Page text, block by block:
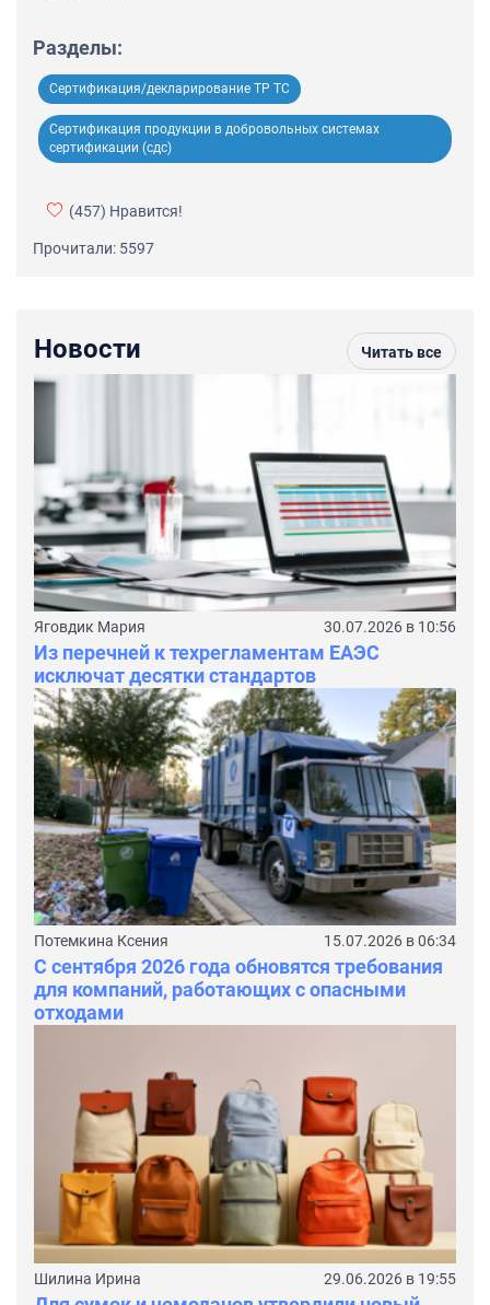
Разделы:
Сертификация/декларирование ТР ТС
Сертификация продукции в добровольных системах
сертификации (сдс)
(457) Нравится!
Прочитали: 5597
Новости Читать все
Яговдик Мария 30.07.2026 в 10:56
Из перечней к техрегламентам ЕАЭС
исключат десятки стандартов
Потемкина Ксения 15.07.2026 в 06:34
С сентября 2026 года обновятся требования
для компаний, работающих с опасными
отходами
Шилина Ирина 29.06.2026 в 19:55